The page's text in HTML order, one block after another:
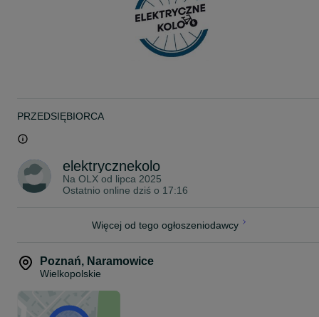
PRZEDSIĘBIORCA
elektrycznekolo
Na OLX od lipca 2025
Ostatnio online dziś o 17:16
Więcej od tego ogłoszeniodawcy
Poznań, Naramowice
Wielkopolskie